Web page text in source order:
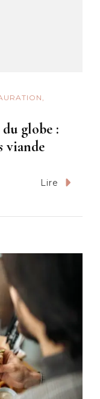
globe :
viande
Lire